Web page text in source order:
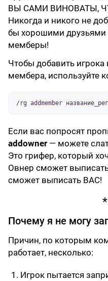
ВЫ САМИ ВИНОВАТЫ,
Никогда и никого не
бы хорошими друзьями
мемберы!
Чтобы добавить игрока
мембера, используйте
/rg addmember
Если вас попросят
addowner — можете
Это грифер, который
Овнер сможет выписать
сможет выписать ВАС!
Почему я не могу
Причин, по которым
работает, несколько:
Игрок пытается